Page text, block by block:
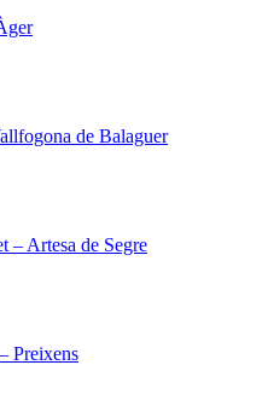
de Balaguer
– Artesa de Segre
Preixens